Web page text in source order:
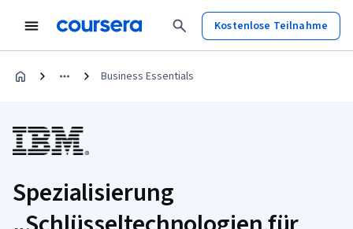
Kostenlose Teilnahme
Business Essentials
Spezialisierung